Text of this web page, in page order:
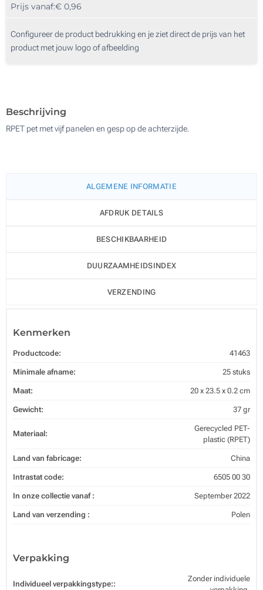
50
250
Prijs vanaf:€ 0,96
Configureer de product bedrukking en je ziet direct de prijs van het
product met jouw logo of afbeelding
Beschrijving
RPET pet met vijf panelen en gesp op de achterzijde.
ALGEMENE INFORMATIE
AFDRUK DETAILS
BESCHIKBAARHEID
DUURZAAMHEIDSINDEX
VERZENDING
Kenmerken
Productcode: 41463
Minimale afname: 25 stuks
Maat: 20 x 23.5 x 0.2 cm
Gewicht: 37 gr
Materiaal:
Gerecycled PET-
plastic (RPET)
Land van fabricage: China
Intrastat code: 6505 00 30
In onze collectie vanaf : September 2022
Land van verzending : Polen
Verpakking
Individueel verpakkingstype::
Zonder individuele